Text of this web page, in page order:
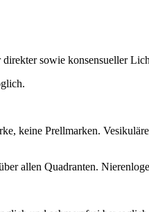
sowie konsensueller
keine Prellmarken.
allen Quadranten.